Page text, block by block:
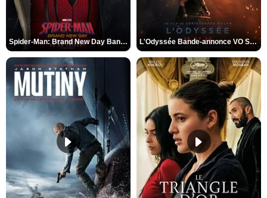
Spider-Man: Brand New Day Bande-annonce VO STFR L'Odyssée Bande-annonce VO STFR